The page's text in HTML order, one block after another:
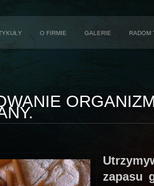
zapasu
O FIRMIE GALERIE RADOM